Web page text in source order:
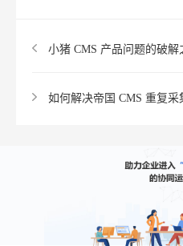
小猪 CMS 产品问题的破解
如何解决帝国 CMS 重复